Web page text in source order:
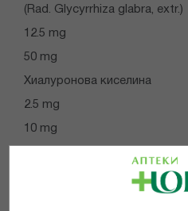
(Rad. Glycyrrhiza glabra, extr.)
12.5 mg
50 mg
Хиалуронова киселина
2.5 mg
10 mg